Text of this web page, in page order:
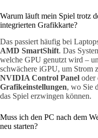
Warum läuft mein Spiel trotz
integrierten Grafikkarte?
Das passiert häufig bei
AMD SmartShift. Das
welche GPU genutzt wird –
schwächere iGPU, um Strom
NVIDIA Control Panel oder
Grafikeinstellungen, wo Sie
das Spiel erzwingen können.
Muss ich den PC nach dem
neu starten?